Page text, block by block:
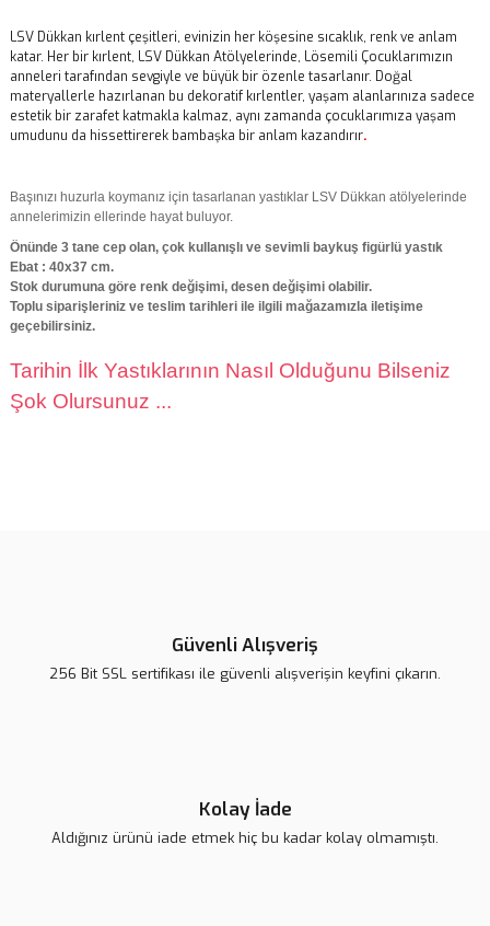
LSV Dükkan kırlent çeşitleri, evinizin her köşesine sıcaklık, renk ve anlam
katar. Her bir kırlent, LSV Dükkan Atölyelerinde, Lösemili Çocuklarımızın
anneleri tarafından sevgiyle ve büyük bir özenle tasarlanır. Doğal
materyallerle hazırlanan bu dekoratif kırlentler, yaşam alanlarınıza sadece
estetik bir zarafet katmakla kalmaz, aynı zamanda çocuklarımıza yaşam
umudunu da hissettirerek bambaşka bir anlam kazandırır.
Başınızı huzurla koymanız için tasarlanan yastıklar LSV Dükkan atölyelerinde
annelerimizin ellerinde hayat buluyor.
Önünde 3 tane cep olan, çok kullanışlı ve sevimli baykuş figürlü yastık
Ebat : 40x37 cm.
Stok durumuna göre renk değişimi, desen değişimi olabilir.
Toplu siparişleriniz ve teslim tarihleri ile ilgili mağazamızla iletişime
geçebilirsiniz.
Tarihin İlk Yastıklarının Nasıl Olduğunu Bilseniz
Şok Olursunuz ...
Güvenli Alışveriş
256 Bit SSL sertifikası ile güvenli alışverişin keyfini çıkarın.
Kolay İade
Aldığınız ürünü iade etmek hiç bu kadar kolay olmamıştı.